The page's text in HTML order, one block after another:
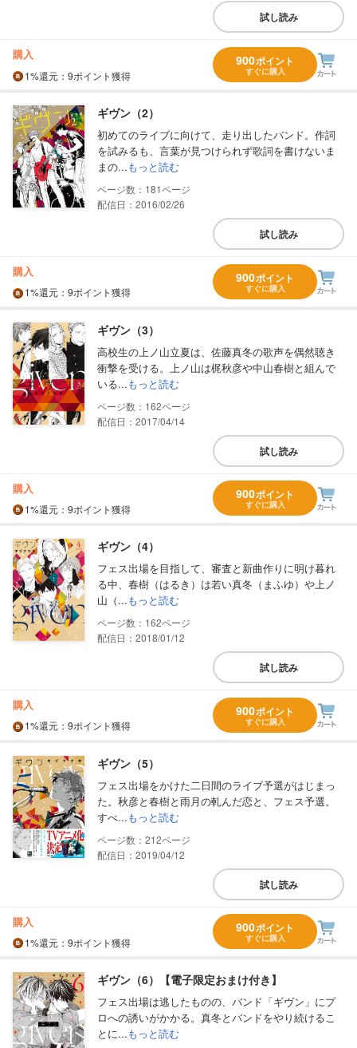
試し読み
購入
1%還元 ：9ポイント獲得
900ポイント
すぐに購入
ギヴン（2）
初めてのライブに向けて、走り出したバンド。作詞
を試みるも、言葉が見つけられず歌詞を書けないま
まの...もっと読む
181
配信日：2016/02/26
試し読み
購入
1%還元 ：9ポイント獲得
900ポイント
すぐに購入
ギヴン（3）
高校生の上ノ山立夏は、佐藤真冬の歌声を偶然聴き
衝撃を受ける。上ノ山は梶秋彦や中山春樹と組んで
いる...もっと読む
162
配信日：2017/04/14
試し読み
購入
1%還元 ：9ポイント獲得
900ポイント
すぐに購入
ギヴン（4）
フェス出場を目指して、審査と新曲作りに明け暮れ
る中、春樹（はるき）は若い真冬（まふゆ）や上ノ
山（...もっと読む
162
配信日：2018/01/12
試し読み
購入
1%還元 ：9ポイント獲得
900ポイント
すぐに購入
ギヴン（5）
フェス出場をかけた二日間のライブ予選がはじまっ
た。秋彦と春樹と雨月の軋んだ恋と、フェス予選。
すべ...もっと読む
212
配信日：2019/04/12
試し読み
購入
1%還元 ：9ポイント獲得
900ポイント
すぐに購入
ギヴン（6）【電子限定おまけ付き】
フェス出場は逃したものの、バンド「ギヴン」にプ
ロへの誘いがかかる。真冬とバンドをやり続けるこ
とに...もっと読む